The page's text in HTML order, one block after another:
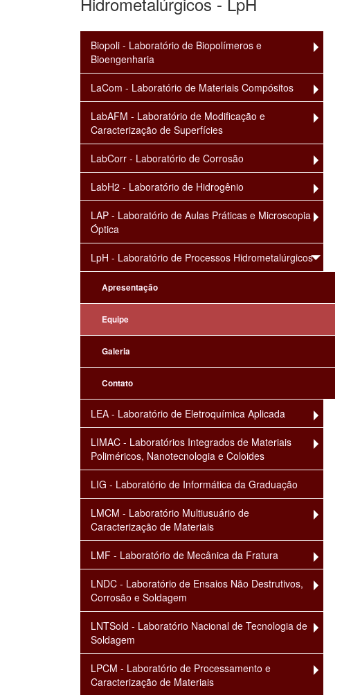
Biopoli - Laboratório de Biopolímeros e
Bioengenharia
LaCom - Laboratório de Materiais Compósitos
LabAFM - Laboratório de Modificação e
Caracterização de Superfícies
LabCorr - Laboratório de Corrosão
LabH2 - Laboratório de Hidrogênio
LAP - Laboratório de Aulas Práticas e Microscopia
Óptica
LpH - Laboratório de Processos Hidrometalúrgicos
Apresentação
Equipe
Galeria
Contato
LEA - Laboratório de Eletroquímica Aplicada
LIMAC - Laboratórios Integrados de Materiais
Poliméricos, Nanotecnologia e Coloides
LIG - Laboratório de Informática da Graduação
LMCM - Laboratório Multiusuário de
Caracterização de Materiais
LMF - Laboratório de Mecânica da Fratura
LNDC - Laboratório de Ensaios Não Destrutivos,
Corrosão e Soldagem
LNTSold - Laboratório Nacional de Tecnologia de
Soldagem
LPCM - Laboratório de Processamento e
Caracterização de Materiais